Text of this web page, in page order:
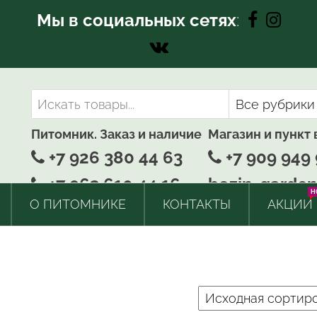
Мы в социальных сетях:
Питомник. Заказ и наличие
+7 926 380 44 63
+7 963 610 44 16
Магазин и пункт
+7 909 949
bozin-
О ПИТОМНИКЕ КОНТАКТЫ АКЦИИ